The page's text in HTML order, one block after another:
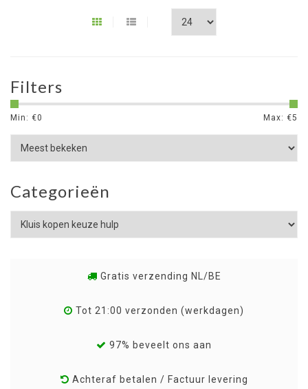
Filters
Min: €0 Max: €5
Categorieën
Gratis verzending NL/BE
Tot 21:00 verzonden (werkdagen)
97% beveelt ons aan
Achteraf betalen / Factuur levering